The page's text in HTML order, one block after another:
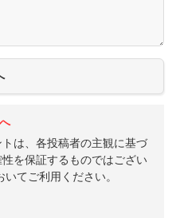
は、各投稿者の主観に基づ
を保証するものではござい
てご利用ください。